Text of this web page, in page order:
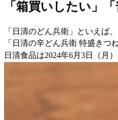
「箱買いしたい」
「日清のどん兵衛」といえば
「日清の辛どん兵衛 特盛きつ
日清食品は2024年6月3日（月